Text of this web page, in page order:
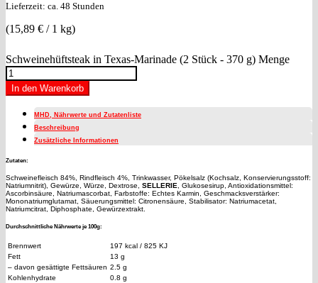
Lieferzeit: ca. 48 Stunden
(15,89 € / 1 kg)
Schweinehüftsteak in Texas-Marinade (2 Stück - 370 g) Menge
In den Warenkorb
MHD, Nährwerte und Zutatenliste
Beschreibung
Zusätzliche Informationen
Zutaten:
Schweinefleisch 84%, Rindfleisch 4%, Trinkwasser, Pökelsalz (Kochsalz, Konservierungsstoff:
Natriumnitrit), Gewürze, Würze, Dextrose, SELLERIE , Glukosesirup, Antioxidationsmittel:
Ascorbinsäure, Natriumascorbat, Farbstoffe: Echtes Karmin, Geschmacksverstärker:
Mononatriumglutamat, Säuerungsmittel: Citronensäure, Stabilisator: Natriumacetat,
Natriumcitrat, Diphosphate, Gewürzextrakt.
Durchschnittliche Nährwerte je 100g:
Brennwert
197 kcal / 825 KJ
Fett
13 g
– davon gesättigte Fettsäuren 2.5 g
Kohlenhydrate
0.8 g